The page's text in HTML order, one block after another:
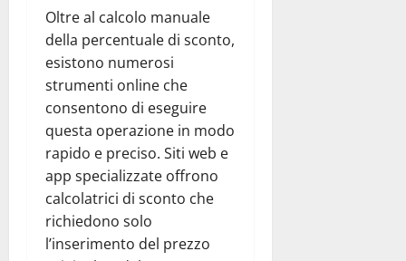
Oltre al calcolo manuale
della percentuale di sconto,
esistono numerosi
strumenti online che
consentono di eseguire
questa operazione in modo
rapido e preciso. Siti web e
app specializzate offrono
calcolatrici di sconto che
richiedono solo
l’inserimento del prezzo